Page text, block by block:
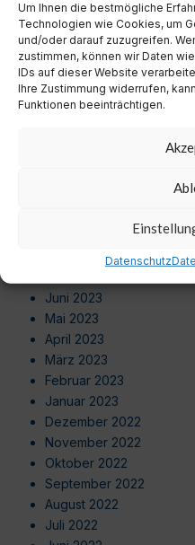
Um Ihnen die bestmögliche
Technologien wie Cookies, um
und/oder darauf zuzugreifen.
zustimmen, können wir Daten
IDs auf dieser Website
Ihre Zustimmung widerrufen,
Funktionen beeinträchtigen.
Datenschutz
August 2024
Juli 2024
Juni 2024
Mai 2024
April 2024
März 2024
September 2023
August 2023
Juni 2023
Mai 2023
April 2023
März 2023
Februar 2023
Januar 2023
Dezember 2022
November 2022
Oktober 2022
September 2022
August 2022
Juli 2022